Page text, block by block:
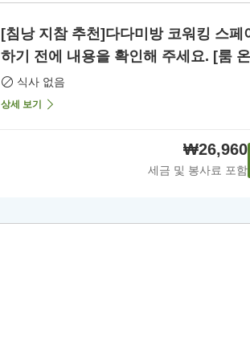
[침낭 지참 추천]다다미방 코워킹 스페이
하기 전에 내용을 확인해 주세요. [룸
식사 없음
상세 보기
₩26,960
세금 및 봉사료 포함